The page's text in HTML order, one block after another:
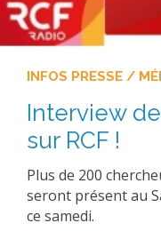
MASTER
INGÉNIEUR
FORMATION CONTINUE
THÈSES EN COURS
PRODUCTION
MÉTHODES ET OUTILS
INFOS PRESSE /
Interview
sur RCF !
Plus de 200
seront présent au
ce samedi.